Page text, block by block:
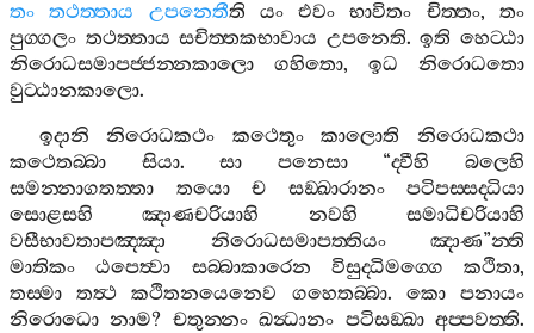
තං
තථත‍්තාය උපනෙතීති යං එවං භාවිතං චිත‍්තං,තං
පුග‍්ගලං තථත‍්තාය සචිත‍්තකභාවාය උපනෙති.ඉති හෙට‍්ඨා
නිරොධසමාපජ‍්ජන‍්නකාලො
ගහිතො, ඉධ
නිරොධතො
වුට‍්ඨානකාලො.
ඉදානි
නිරොධකථං කථෙතුං කාලොති
නිරොධකථා
කථෙතබ‍්බා
සියා.සා පනෙසා“ද‍්වීහි
බලෙහි
සමන‍්නාගතත‍්තා
තයො ච සඞ‍්ඛාරානං
පටිපස‍්සද‍්ධියා
සොළසහි
ඤාණචරියාහි නවහි
සමාධිචරියාහි
වසීභාවතාපඤ‍්ඤා
නිරොධසමාපත‍්තියං ඤාණ”න‍්ති
මාතිකං
ඨපෙත්‍වා සබ‍්බාකාරෙන විසුද‍්ධිමග‍්ගෙ කථිතා,
තස‍්මා
තත්‍ථ කථිතනයෙනෙව ගහෙතබ‍්බා. කො
පනායං
නිරොධො නාම? චතුන‍්නං ඛන්‍ධානං පටිසඞ‍්ඛා අප‍්පවත‍්ති.